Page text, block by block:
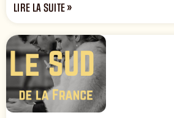
LIRE LA SUITE »